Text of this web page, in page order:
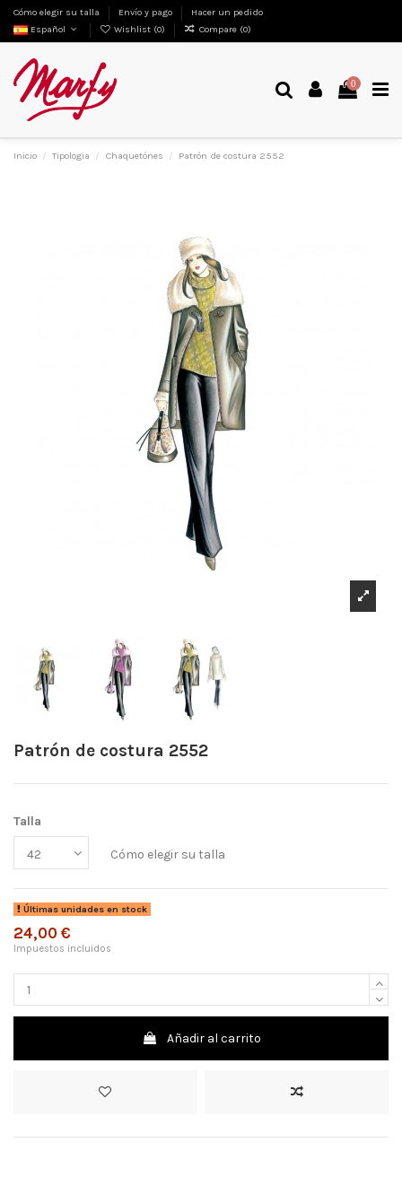
Cómo elegir su talla Envío y pago
Hacer un pedido
Español
Wishlist (0) Compare (0)
0
Inicio Tipologia Chaquetónes Patrón de costura 2552
Patrón de costura 2552
Talla
Cómo elegir su talla
Últimas unidades en stock
24,00 €
Impuestos incluidos
Añadir al carrito